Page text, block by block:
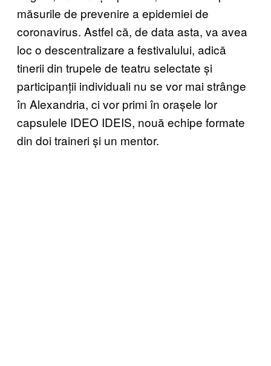
măsurile de prevenire a epidemiei de
coronavirus. Astfel că, de data asta, va avea
loc o descentralizare a festivalului, adică
tinerii din trupele de teatru selectate și
participanții individuali nu se vor mai strânge
în Alexandria, ci vor primi în orașele lor
capsulele IDEO IDEIS, nouă echipe formate
din doi traineri și un mentor.